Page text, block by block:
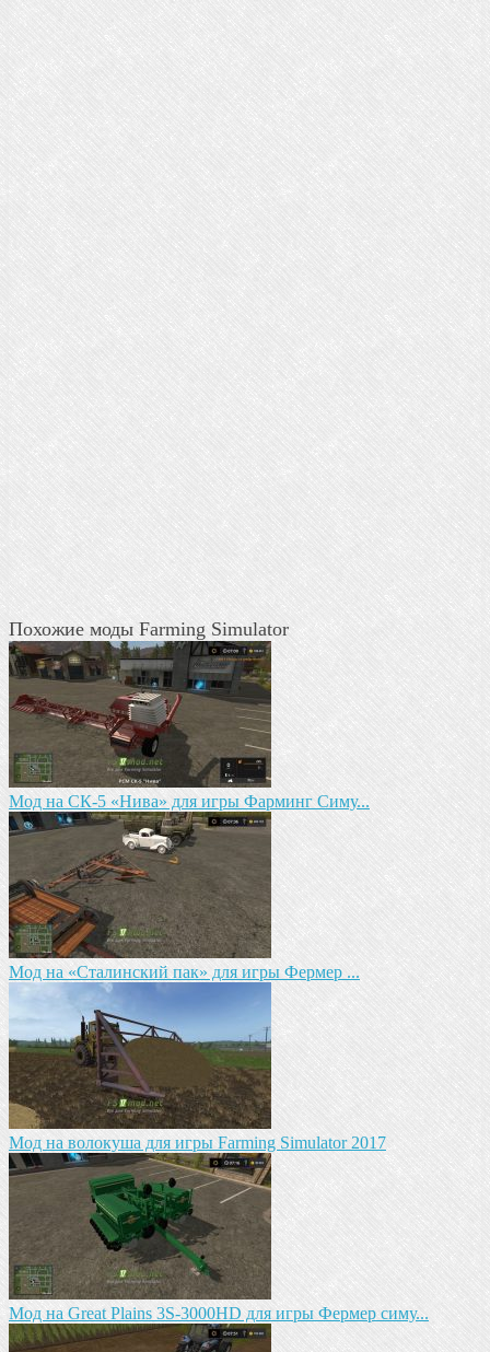
Похожие моды Farming Simulator
Mод на СК-5 «Нива» для игры Фарминг Симу...
Мод на «Сталинский пак» для игры Фермер ...
Мод на волокуша для игры Farming Simulator 2017
Мод на Great Plains 3S-3000HD для игры Фермер симу...